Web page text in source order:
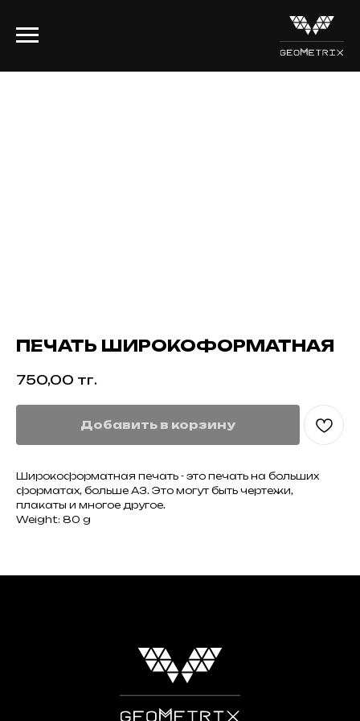
ПЕЧАТЬ ШИРОКОФОРМАТНАЯ
750,00 тг.
Добавить в корзину
Широкоформатная печать - это печать на больших
форматах, больше А3. Это могут быть чертежи,
плакаты и многое другое.
Weight: 80 g